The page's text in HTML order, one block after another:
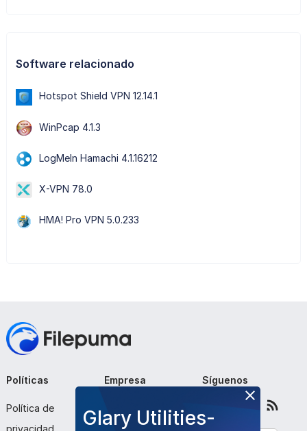
Software relacionado
Hotspot Shield VPN 12.14.1
WinPcap 4.1.3
LogMeIn Hamachi 4.1.16212
X-VPN 78.0
HMA! Pro VPN 5.0.233
Glary Utilities-
Políticas
Política de
Empresa
Sobre nosotros
Síguenos